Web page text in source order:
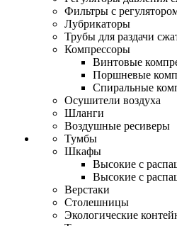
Фильтры с
Лубрикаторы
Трубы для раздачи
Компрессоры
Винтовые
Поршневые
Спиральные
Осушители воздуха
Шланги
Воздушные ресиверы
Тумбы
Шкафы
Высокие с
Высокие с
Верстаки
Столешницы
Экологические